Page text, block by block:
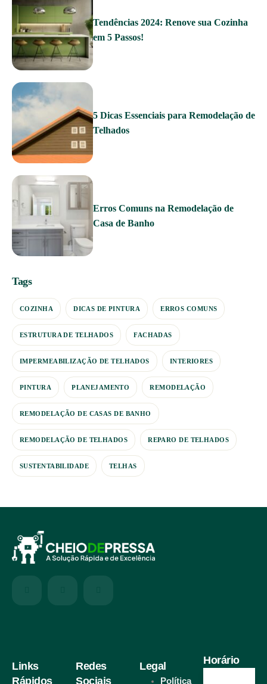
Tendências 2024: Renove sua Cozinha
em 5 Passos!
5 Dicas Essenciais para Remodelação de
Telhados
Erros Comuns na Remodelação de
Casa de Banho
Tags
COZINHA DICAS DE PINTURA ERROS COMUNS
ESTRUTURA DE TELHADOS FACHADAS
IMPERMEABILIZAÇÃO DE TELHADOS INTERIORES
PINTURA PLANEJAMENTO REMODELAÇÃO
REMODELAÇÃO DE CASAS DE BANHO
REMODELAÇÃO DE TELHADOS REPARO DE TELHADOS
SUSTENTABILIDADE TELHAS
Links
Rápidos
Redes
Sociais
Legal
Política
Horário